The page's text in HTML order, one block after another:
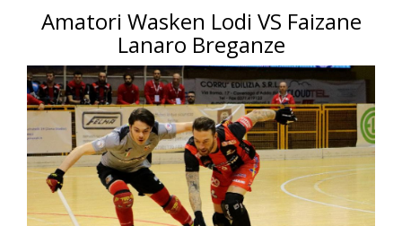
Amatori Wasken Lodi VS Faizane
Lanaro Breganze